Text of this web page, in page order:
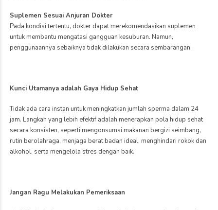
Suplemen Sesuai Anjuran Dokter
Pada kondisi tertentu, dokter dapat merekomendasikan suplemen
untuk membantu mengatasi gangguan kesuburan. Namun,
penggunaannya sebaiknya tidak dilakukan secara sembarangan.
Kunci Utamanya adalah Gaya Hidup Sehat
Tidak ada cara instan untuk meningkatkan jumlah sperma dalam 24
jam. Langkah yang lebih efektif adalah menerapkan pola hidup sehat
secara konsisten, seperti mengonsumsi makanan bergizi seimbang,
rutin berolahraga, menjaga berat badan ideal, menghindari rokok dan
alkohol, serta mengelola stres dengan baik.
Jangan Ragu Melakukan Pemeriksaan